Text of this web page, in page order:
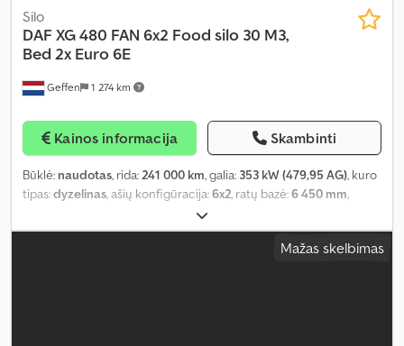
Geffen 1 274 km
Silo
DAF XG 480 FAN 6x2 Food silo 30 M3,
Bed 2x Euro 6E
Kainos informacija Skambinti
Būklė: naudotas, rida:241 000 km, galia: 353 kW (479,95 AG), kuro
tipas:dyzelinas, ašių konfigūracija:6x2, ratų bazė:6 450 mm,
variklio stabdymas
vairuotojo kabina:miegamoji kabina, pavaros tipas:automatinis,
, bendras ilgis:10 000
Mažas skelbimas